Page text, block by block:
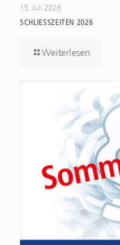
15. Juli 2026
SCHLIESSZEITEN 2026
Weiterlesen